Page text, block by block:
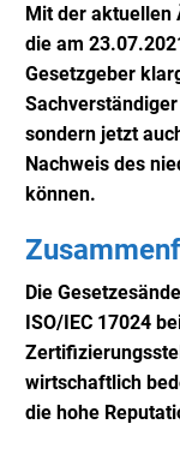
Mit der aktuellen
die am
Gesetzgeber
sondern jetzt
Nachweis des
können.
Die
ISO/IEC 17024
wirtschaftlich
die hohe